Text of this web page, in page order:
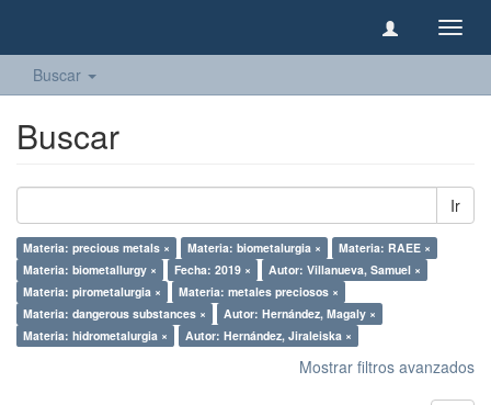
Buscar
Buscar
Ir
Materia: precious metals × Materia: biometalurgia ×
Materia: RAEE ×
Materia: biometallurgy ×
Fecha: 2019 ×
Autor: Villanueva, Samuel ×
Materia: pirometalurgia ×
Materia: metales preciosos ×
Materia: dangerous substances ×
Autor: Hernández, Magaly ×
Materia: hidrometalurgia ×
Autor: Hernández, Jiraleiska ×
Mostrar filtros avanzados